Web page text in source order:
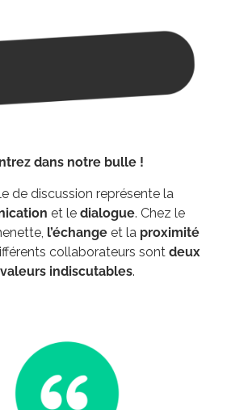
dans notre bulle !
de discussion représente la
et le dialogue. Chez le
l’échangeet la proximité
collaborateurs sont deux
valeurs indiscutables.